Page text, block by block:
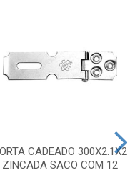
CADEADO 300X2.1X2
ZINCADA SACO COM 12